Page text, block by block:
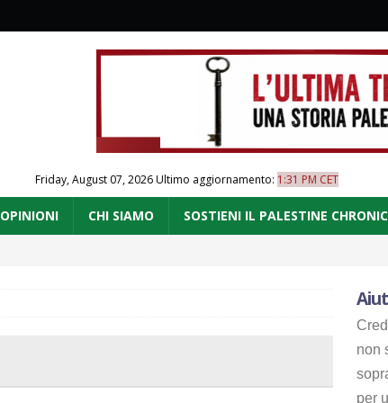
Friday, August 07, 2026Ultimo aggiornamento: 1:31 PM CET
OPINIONI CHI SIAMO SOSTIENI IL PALESTINE
non
per